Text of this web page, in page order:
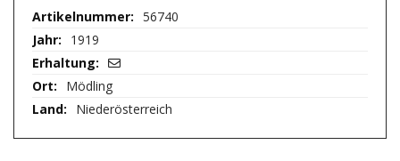
Mehr
56740
1919
Mödling
Niederösterreich